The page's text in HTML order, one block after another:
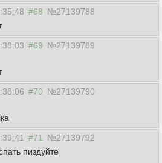
#68 №27139788
#69 №27139789
#70 №27139790
#71 №27139792
пиздуйте